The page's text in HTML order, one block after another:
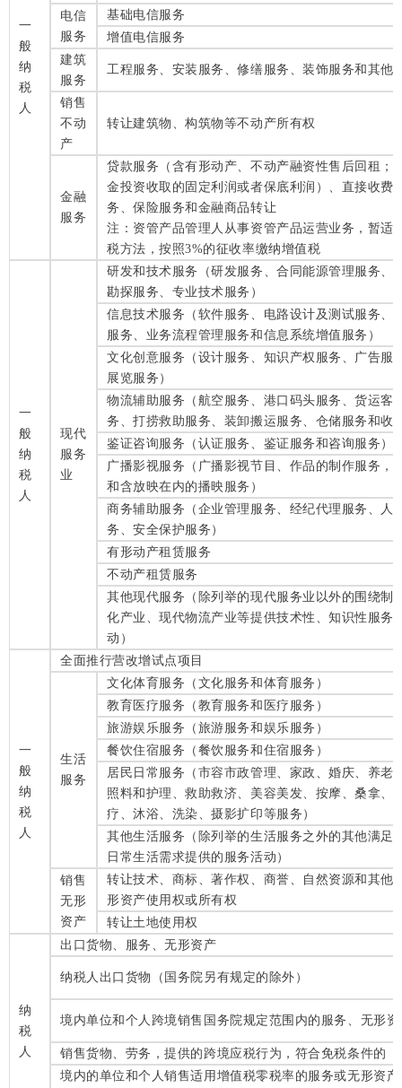
一
般
纳
税
人
电信
服务
基础电信服务
增值电信服务
建筑
服务
工程服务、安装服务、修缮服务、装饰服务和其他
销售
不动
产
转让建筑物、构筑物等不动产所有权
金融
服务
贷款服务（含有形动产、不动产融资性售后回租；
金投资收取的固定利润或者保底利润）、直接收费
务、保险服务和金融商品转让
注：资管产品管理人从事资管产品运营业务，暂适
税方法，按照3%的征收率缴纳增值税
一
般
纳
税
人
现代
服务
业
研发和技术服务（研发服务、合同能源管理服务、
勘探服务、专业技术服务）
信息技术服务（软件服务、电路设计及测试服务、
服务、业务流程管理服务和信息系统增值服务）
文化创意服务（设计服务、知识产权服务、广告服
展览服务）
物流辅助服务（航空服务、港口码头服务、货运客
务、打捞救助服务、装卸搬运服务、仓储服务和收
鉴证咨询服务（认证服务、鉴证服务和咨询服务）
广播影视服务（广播影视节目、作品的制作服务，
和含放映在内的播映服务）
商务辅助服务（企业管理服务、经纪代理服务、人
务、安全保护服务）
有形动产租赁服务
不动产租赁服务
其他现代服务（除列举的现代服务业以外的围绕制
化产业、现代物流产业等提供技术性、知识性服务
动）
一
般
纳
税
人
全面推行营改增试点项目
生活
服务
文化体育服务（文化服务和体育服务）
教育医疗服务（教育服务和医疗服务）
旅游娱乐服务（旅游服务和娱乐服务）
餐饮住宿服务（餐饮服务和住宿服务）
居民日常服务（市容市政管理、家政、婚庆、养老
照料和护理、救助救济、美容美发、按摩、桑拿、
疗、沐浴、洗染、摄影扩印等服务）
其他生活服务（除列举的生活服务之外的其他满足
日常生活需求提供的服务活动）
销售
无形
资产
转让技术、商标、著作权、商誉、自然资源和其他
形资产使用权或所有权
转让土地使用权
纳
税
人
出口货物、服务、无形资产
纳税人出口货物（国务院另有规定的除外）
境内单位和个人跨境销售国务院规定范围内的服务、无形资
销售货物、劳务，提供的跨境应税行为，符合免税条件的
境内的单位和个人销售适用增值税零税率的服务或无形资